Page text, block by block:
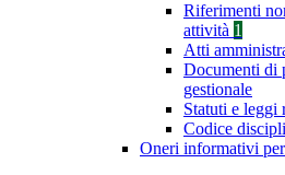
Riferimenti
attività 1
Atti
Documenti di
gestionale
Statuti e leggi
Codice
Oneri informativi